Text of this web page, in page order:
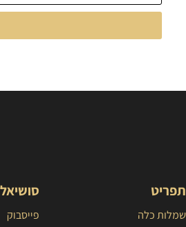
תפריט
שמלות כלה
סושיאל
פייסבוק